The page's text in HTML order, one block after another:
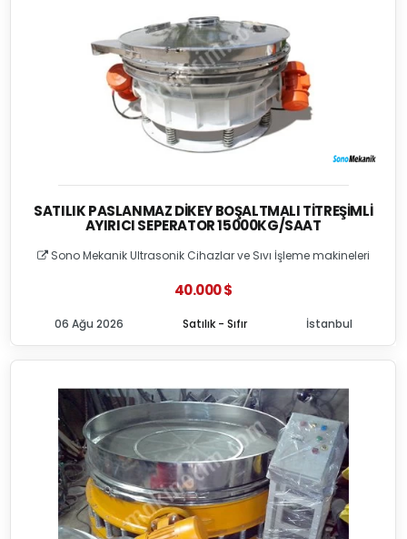
SATILIK PASLANMAZ DIKEY BOŞALTMALI TITREŞIMLI
AYIRICI SEPERATOR 15000KG/SAAT
Sono Mekanik Ultrasonik Cihazlar ve Sıvı İşleme makineleri
40.000 $
Satılık - Sıfır
06 Ağu 2026 İstanbul